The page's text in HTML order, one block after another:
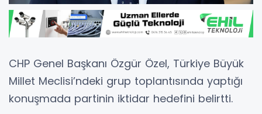
CHP Genel Başkanı Özgür Özel, Türkiye Büyük
Millet Meclisi’ndeki grup toplantısında yaptığı
konuşmada partinin iktidar hedefini belirtti.